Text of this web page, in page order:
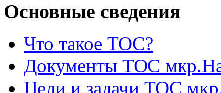
Основные сведения
Что такое ТОС?
Документы ТОС
Цели и задачи ТОС